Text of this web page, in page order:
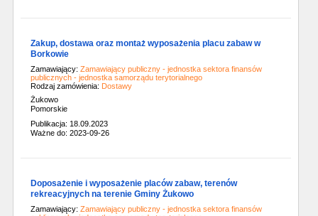
Zakup, dostawa oraz montaż wyposażenia placu zabaw w
Borkowie
Zamawiający: Zamawiający publiczny - jednostka sektora finansów
publicznych - jednostka samorządu terytorialnego
Rodzaj zamówienia: Dostawy
Żukowo
Pomorskie
Publikacja: 18.09.2023
Ważne do: 2023-09-26
Doposażenie i wyposażenie placów zabaw, terenów
rekreacyjnych na terenie Gminy Żukowo
Zamawiający: Zamawiający publiczny - jednostka sektora finansów